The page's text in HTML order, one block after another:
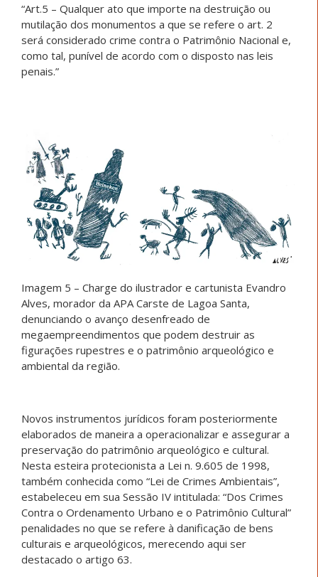
“Art.5 – Qualquer ato que importe na destruição ou
mutilação dos monumentos a que se refere o art. 2
será considerado crime contra o Patrimônio Nacional e,
como tal, punível de acordo com o disposto nas leis
penais.”
Imagem 5 – Charge do ilustrador e cartunista Evandro
Alves, morador da APA Carste de Lagoa Santa,
denunciando o avanço desenfreado de
megaempreendimentos que podem destruir as
figurações rupestres e o patrimônio arqueológico e
ambiental da região.
Novos instrumentos jurídicos foram posteriormente
elaborados de maneira a operacionalizar e assegurar a
preservação do patrimônio arqueológico e cultural.
Nesta esteira protecionista a Lei n. 9.605 de 1998,
também conhecida como “Lei de Crimes Ambientais”,
estabeleceu em sua Sessão IV intitulada: “Dos Crimes
Contra o Ordenamento Urbano e o Patrimônio Cultural”
penalidades no que se refere à danificação de bens
culturais e arqueológicos, merecendo aqui ser
destacado o artigo 63.